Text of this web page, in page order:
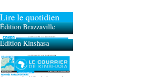
Lire le quotidien
Édition Brazzaville
Édition Kinshasa